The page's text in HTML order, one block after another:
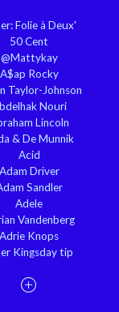
Folie à Deux'
50 Cent
@Mattykay
A$ap Rocky
Taylor-Johnson
Nouri
Lincoln
& De Munnik
Acid
Adam Driver
Sandler
Adele
Vandenberg
Adrie Knops
Kingsday tip